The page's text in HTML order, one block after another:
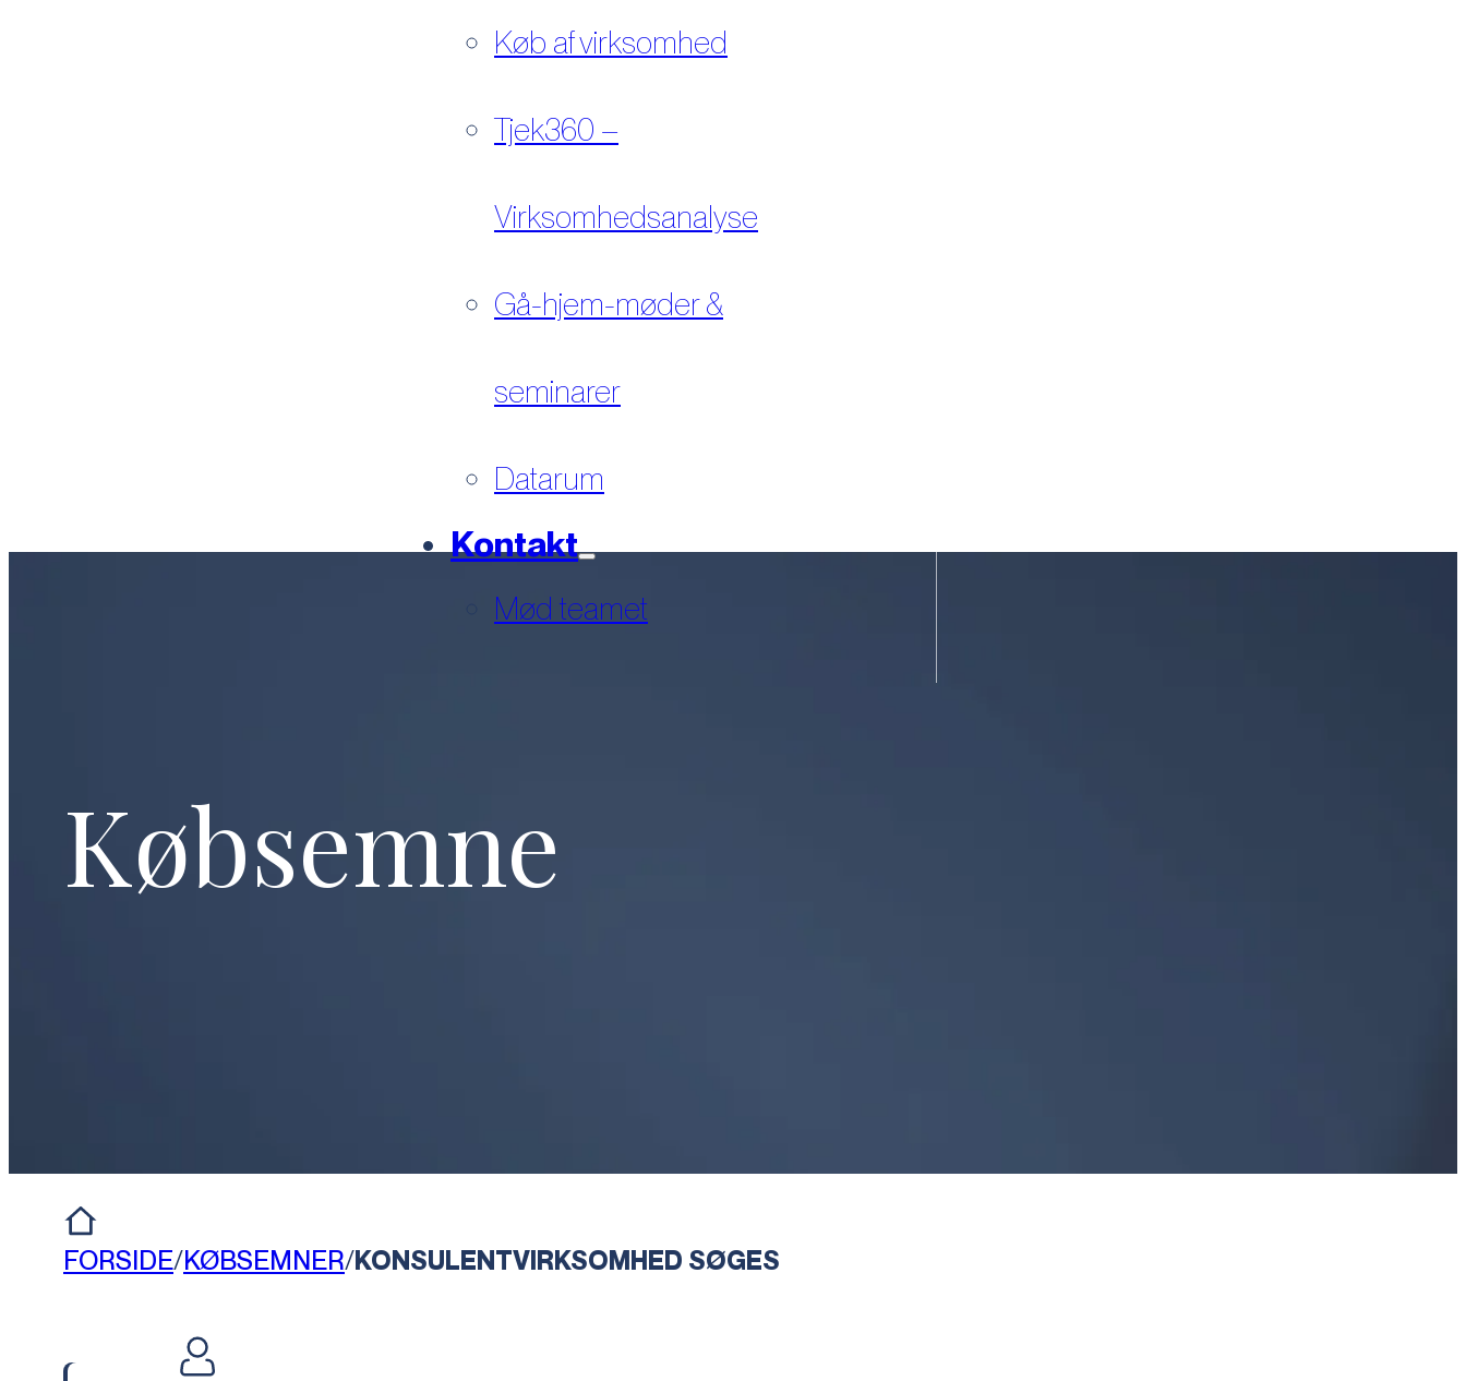
Køb af virksomhed
Tjek360 –
Virksomhedsanalyse
Gå-hjem-møder &
seminarer
Datarum
Kontakt
Mød teamet
Købsemne
FORSIDE/KØBSEMNER/KONSULENTVIRKSOMHED SØGES